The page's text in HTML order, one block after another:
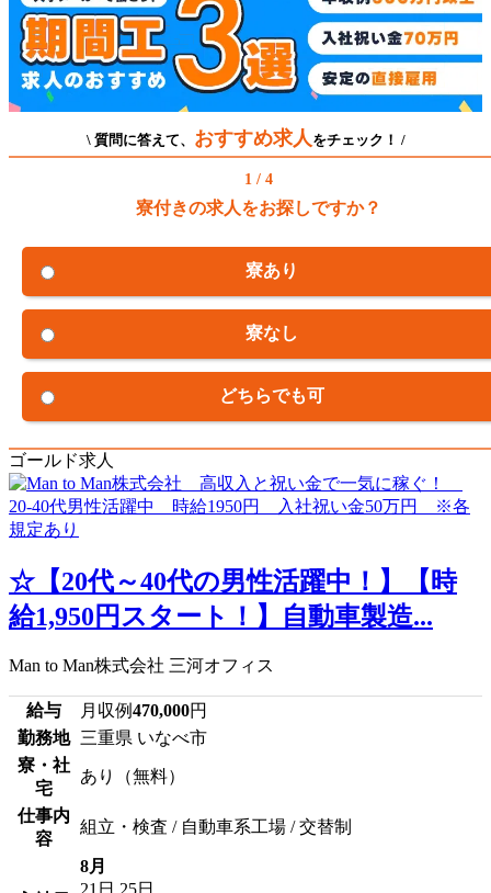
\ 質問に答えて、 おすすめ求人 をチェック！ /
1 / 4
寮付きの求人をお探しですか？
寮あり
寮なし
どちらでも可
ゴールド求人
☆【20代～40代の男性活躍中！】【時
給1,950円スタート！】自動車製造...
Man to Man株式会社 三河オフィス
給与 月収例470,000円
勤務地 三重県 いなべ市
寮・社
宅
あり（無料）
仕事内
容
組立・検査 / 自動車系工場 / 交替制
8月